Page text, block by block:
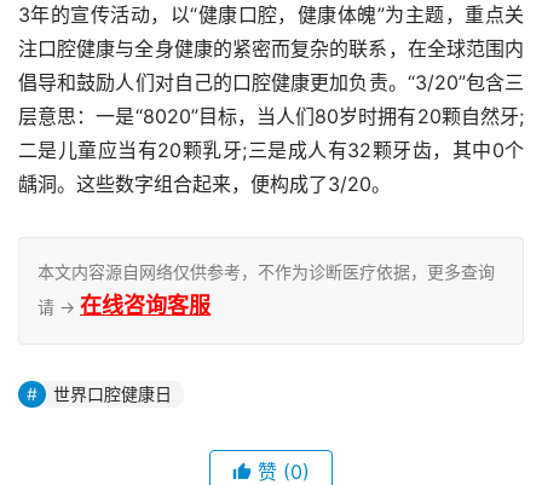
3年的宣传活动，以“健康口腔，健康体魄”为主题，重点关
注口腔健康与全身健康的紧密而复杂的联系，在全球范围内
倡导和鼓励人们对自己的口腔健康更加负责。“3/20”包含三
层意思：一是“8020”目标，当人们80岁时拥有20颗自然牙;
二是儿童应当有20颗乳牙;三是成人有32颗牙齿，其中0个
龋洞。这些数字组合起来，便构成了3/20。
本文内容源自网络仅供参考，不作为诊断医疗依据，更多查询
请 → 在线咨询客服
世界口腔健康日
赞 (0)